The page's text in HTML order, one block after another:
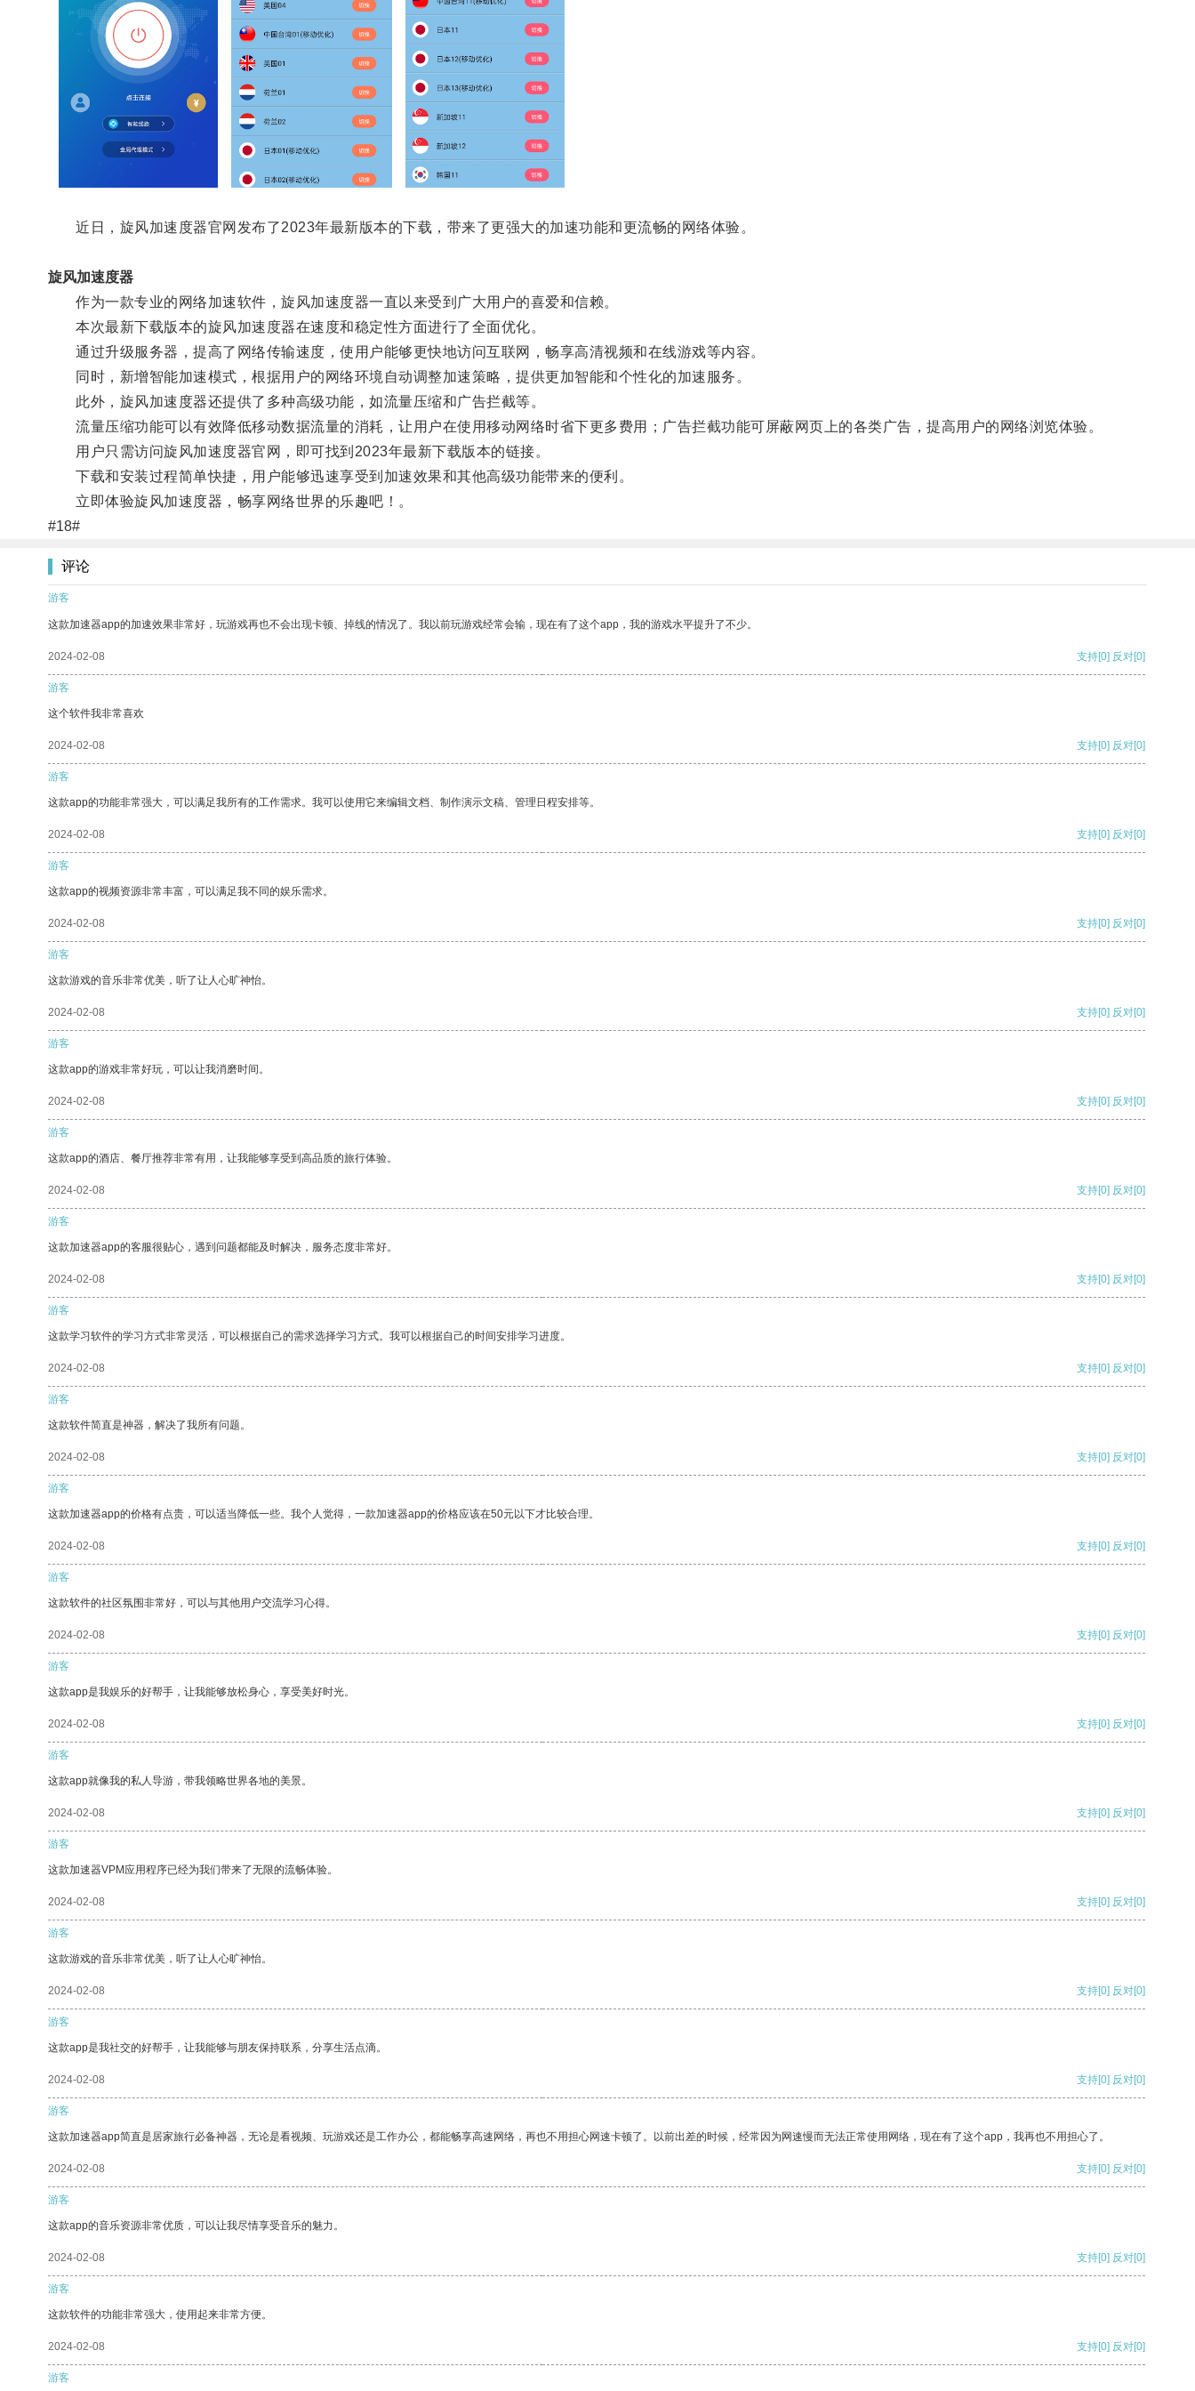
近日，旋风加速度器官网发布了2023年最新版本的下载，带来了更强大的加速功能和更流畅的网络体验。
旋风加速度器
作为一款专业的网络加速软件，旋风加速度器一直以来受到广大用户的喜爱和信赖。
本次最新下载版本的旋风加速度器在速度和稳定性方面进行了全面优化。
通过升级服务器，提高了网络传输速度，使用户能够更快地访问互联网，畅享高清视频和在线游戏等内容。
同时，新增智能加速模式，根据用户的网络环境自动调整加速策略，提供更加智能和个性化的加速服务。
此外，旋风加速度器还提供了多种高级功能，如流量压缩和广告拦截等。
流量压缩功能可以有效降低移动数据流量的消耗，让用户在使用移动网络时省下更多费用；广告拦截功能可屏蔽网页上的各类广告，提高用户的网络浏览体验。
用户只需访问旋风加速度器官网，即可找到2023年最新下载版本的链接。
下载和安装过程简单快捷，用户能够迅速享受到加速效果和其他高级功能带来的便利。
立即体验旋风加速度器，畅享网络世界的乐趣吧！。
#18#
评论
游客
这款加速器app的加速效果非常好，玩游戏再也不会出现卡顿、掉线的情况了。我以前玩游戏经常会输，现在有了这个app，我的游戏水平提升了不少。
2024-02-08 支持[0] 反对[0]
游客
这个软件我非常喜欢
2024-02-08 支持[0] 反对[0]
游客
这款app的功能非常强大，可以满足我所有的工作需求。我可以使用它来编辑文档、制作演示文稿、管理日程安排等。
2024-02-08 支持[0] 反对[0]
游客
这款app的视频资源非常丰富，可以满足我不同的娱乐需求。
2024-02-08 支持[0] 反对[0]
游客
这款游戏的音乐非常优美，听了让人心旷神怡。
2024-02-08 支持[0] 反对[0]
游客
这款app的游戏非常好玩，可以让我消磨时间。
2024-02-08 支持[0] 反对[0]
游客
这款app的酒店、餐厅推荐非常有用，让我能够享受到高品质的旅行体验。
2024-02-08 支持[0] 反对[0]
游客
这款加速器app的客服很贴心，遇到问题都能及时解决，服务态度非常好。
2024-02-08 支持[0] 反对[0]
游客
这款学习软件的学习方式非常灵活，可以根据自己的需求选择学习方式。我可以根据自己的时间安排学习进度。
2024-02-08 支持[0] 反对[0]
游客
这款软件简直是神器，解决了我所有问题。
2024-02-08 支持[0] 反对[0]
游客
这款加速器app的价格有点贵，可以适当降低一些。我个人觉得，一款加速器app的价格应该在50元以下才比较合理。
2024-02-08 支持[0] 反对[0]
游客
这款软件的社区氛围非常好，可以与其他用户交流学习心得。
2024-02-08 支持[0] 反对[0]
游客
这款app是我娱乐的好帮手，让我能够放松身心，享受美好时光。
2024-02-08 支持[0] 反对[0]
游客
这款app就像我的私人导游，带我领略世界各地的美景。
2024-02-08 支持[0] 反对[0]
游客
这款加速器VPM应用程序已经为我们带来了无限的流畅体验。
2024-02-08 支持[0] 反对[0]
游客
这款游戏的音乐非常优美，听了让人心旷神怡。
2024-02-08 支持[0] 反对[0]
游客
这款app是我社交的好帮手，让我能够与朋友保持联系，分享生活点滴。
2024-02-08 支持[0] 反对[0]
游客
这款加速器app简直是居家旅行必备神器，无论是看视频、玩游戏还是工作办公，都能畅享高速网络，再也不用担心网速卡顿了。以前出差的时候，经常因为网速慢而无法正常使用网络，现在有了这个app，我再也不用担心了。
2024-02-08 支持[0] 反对[0]
游客
这款app的音乐资源非常优质，可以让我尽情享受音乐的魅力。
2024-02-08 支持[0] 反对[0]
游客
这款软件的功能非常强大，使用起来非常方便。
2024-02-08 支持[0] 反对[0]
游客